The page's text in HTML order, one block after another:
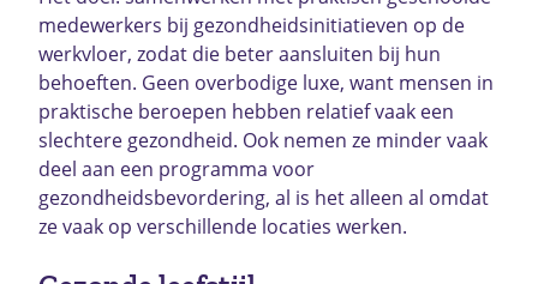
medewerkers bij gezondheidsinitiatieven op de
werkvloer, zodat die beter aansluiten bij hun
behoeften. Geen overbodige luxe, want mensen in
praktische beroepen hebben relatief vaak een
slechtere gezondheid. Ook nemen ze minder vaak
deel aan een programma voor
gezondheidsbevordering, al is het alleen al omdat
ze vaak op verschillende locaties werken.